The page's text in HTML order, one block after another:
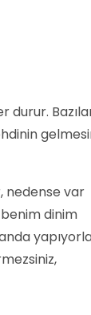
durur.
nedense var
dinim